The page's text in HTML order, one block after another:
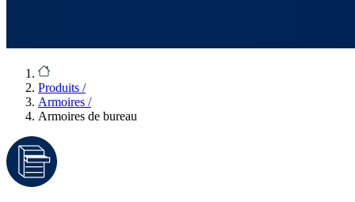
Produits /
Armoires /
Armoires de bureau